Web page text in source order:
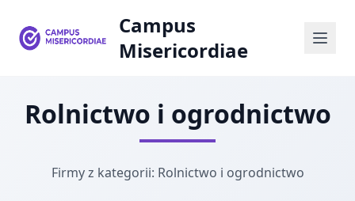
Campus
Misericordiae
Rolnictwo i ogrodnictwo
Firmy z kategorii: Rolnictwo i ogrodnictwo